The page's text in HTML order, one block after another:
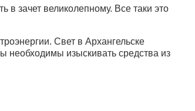
зачет великолепному. Все таки это
Свет в Архангельске
необходимы изыскивать средства из